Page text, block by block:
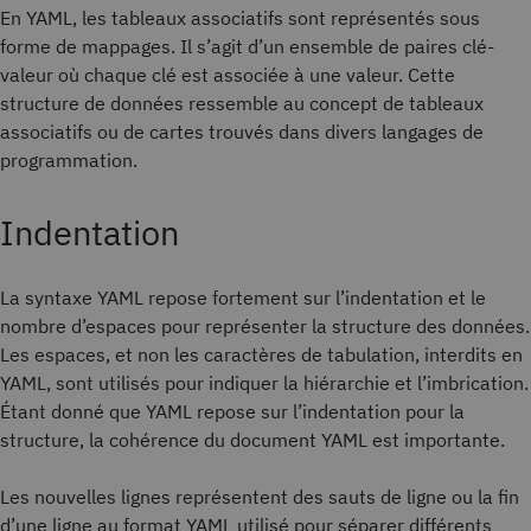
En YAML, les tableaux associatifs sont représentés sous
forme de mappages. Il s’agit d’un ensemble de paires clé-
valeur où chaque clé est associée à une valeur. Cette
structure de données ressemble au concept de tableaux
associatifs ou de cartes trouvés dans divers langages de
programmation.
Indentation
La syntaxe YAML repose fortement sur l’indentation et le
nombre d’espaces pour représenter la structure des données.
Les espaces, et non les caractères de tabulation, interdits en
YAML, sont utilisés pour indiquer la hiérarchie et l’imbrication.
Étant donné que YAML repose sur l’indentation pour la
structure, la cohérence du document YAML est importante.
Les nouvelles lignes représentent des sauts de ligne ou la fin
d’une ligne au format YAML utilisé pour séparer différents